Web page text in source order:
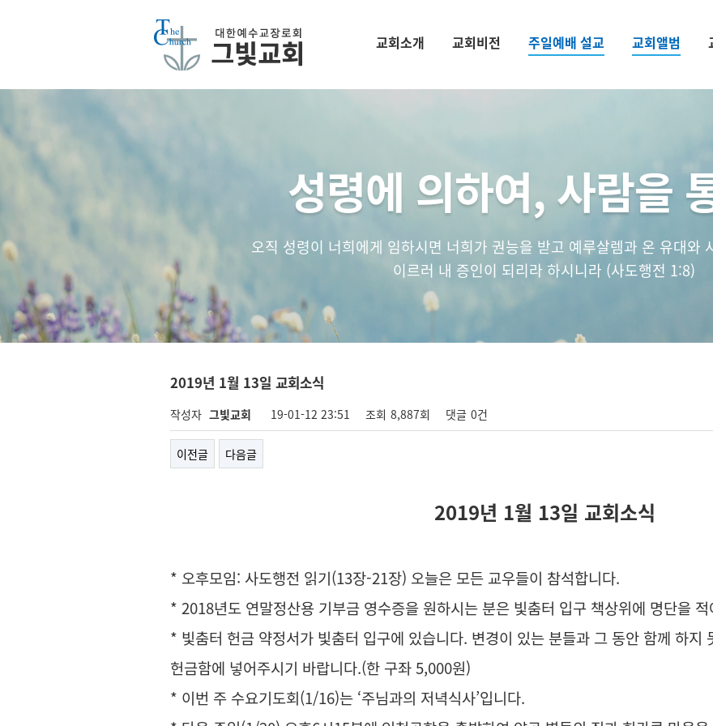
교회소개 교회비전 주일예배 설교 교회앨범
성령에 의하여, 사람을
오직 성령이 너희에게 임하시면 너희가 권능을 받고 예루살렘과 온 유대와
이르러 내 증인이 되리라 하시니라 (사도행전 1:8)
2019년 1월 13일 교회소식
작성자 그빛교회 19-01-12 23:51 조회 8,887회 댓글 0건
이전글 다음글
2019년 1월 13일 교회소식
* 오후모임: 사도행전 읽기(13장-21장) 오늘은 모든 교우들이 참석합니다.
* 2018년도 연말정산용 기부금 영수증을 원하시는 분은 빛춤터 입구 책상위에 명단을
* 빛춤터 헌금 약정서가 빛춤터 입구에 있습니다. 변경이 있는 분들과 그 동안 함께 하지
헌금함에 넣어주시기 바랍니다.(한 구좌 5,000원)
* 이번 주 수요기도회(1/16)는 ‘주님과의 저녁식사’입니다.